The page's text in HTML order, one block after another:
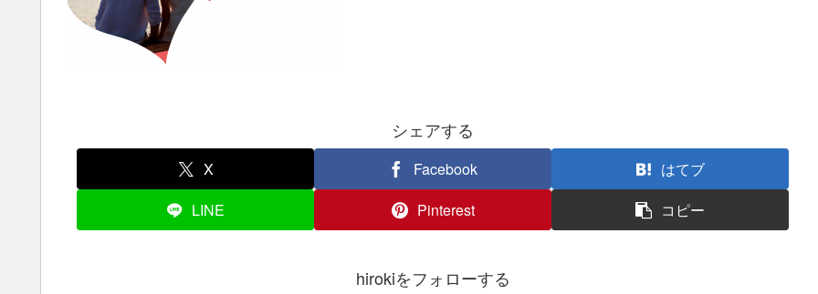
シェアする
X Facebook
はてブ
LINE
Pinterest コピー
hirokiをフォローする